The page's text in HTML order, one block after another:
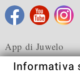
App di Juwelo
Informativa